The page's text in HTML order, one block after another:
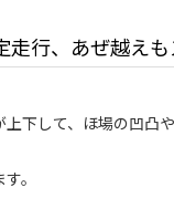
走行、あぜ越え
下して、ほ場の凹凸
。